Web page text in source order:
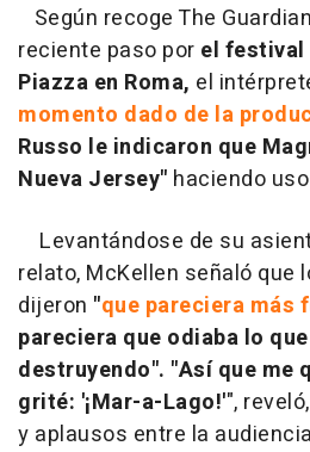
Según recoge The
reciente paso por el festival
Piazza en Roma, el
momento dado de la
Russo le indicaron que
Nueva Jersey" haciendo
Levantándose de su
relato, McKellen señaló que
dijeron "que pareciera más
pareciera que odiaba lo
destruyendo". "Así que me
grité: '¡Mar-a-Lago!'",
y aplausos entre la